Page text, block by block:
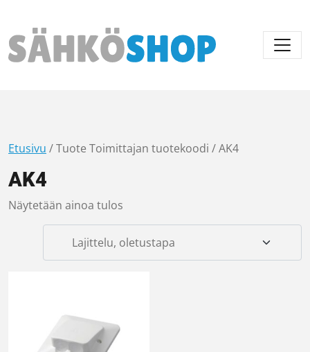
Päävalikko
Etusivu / Tuote Toimittajan tuotekoodi / AK4
AK4
Näytetään ainoa tulos